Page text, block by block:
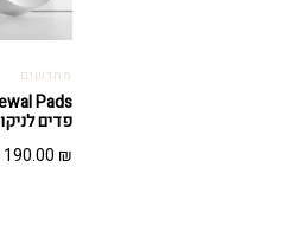
מחדשים
פדים לניקוי (30
190.00 ₪